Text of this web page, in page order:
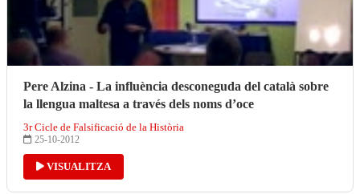
Pere Alzina - La influència desconeguda del català sobre
la llengua maltesa a través dels noms d’oce
3r Cicle de Falsificació de la Història
25-10-2012
VISUALITZA